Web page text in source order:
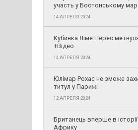
участь у Бостонському
14 АПРЕЛЯ 2024
Кубинка Яіме Перес
+Відео
14 АПРЕЛЯ 2024
Юлімар Рохас не зможе
титул у Парижі
12 АПРЕЛЯ 2024
Британець вперше в
Африку